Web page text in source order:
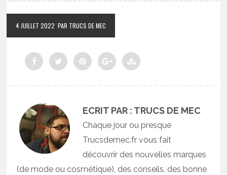
4 JUILLET 2022 PAR TRUCS DE MEC
ECRIT PAR : TRUCS DE MEC
Chaque jour ou presque
Trucsdemec.fr vous fait
découvrir des nouvelles marques
(de mode ou cosmétique), des conseils, des bonne